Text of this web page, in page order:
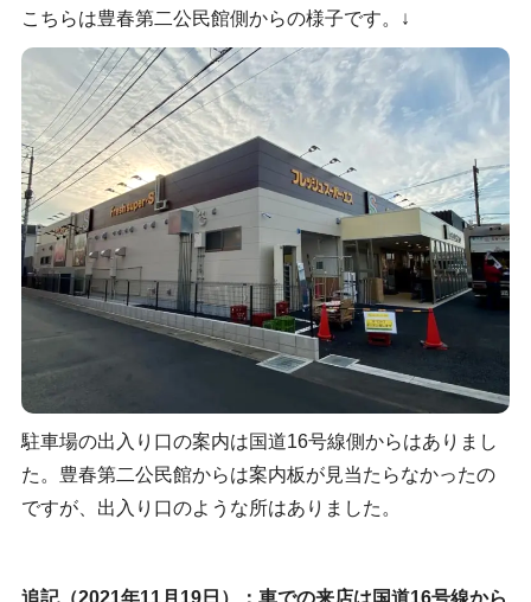
こちらは豊春第二公民館側からの様子です。↓
駐車場の出入り口の案内は国道16号線側からはありまし
た。豊春第二公民館からは案内板が見当たらなかったの
ですが、出入り口のような所はありました。
追記（2021年11月19日）：車での来店は国道16号線から